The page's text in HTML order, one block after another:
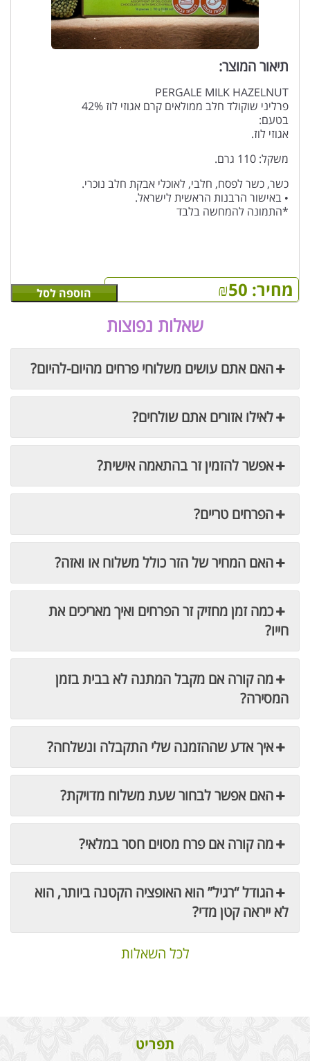
תיאור המוצר:
PERGALE MILK HAZELNUT
פרליני שוקולד חלב ממולאים קרם אגוזי לוז 42%
בטעם:
אגוזי לוז.
משקל: 110 גרם.
כשר, כשר לפסח, חלבי, לאוכלי אבקת חלב נוכרי.
• באישור הרבנות הראשית לישראל.
*התמונה להמחשה בלבד
מחיר: ₪50 הוספה לסל
שאלות נפוצות
האם אתם עושים משלוחי פרחים מהיום-להיום?
לאילו אזורים אתם שולחים?
אפשר להזמין זר בהתאמה אישית?
הפרחים טריים?
האם המחיר של הזר כולל משלוח או ואזה?
כמה זמן מחזיק זר הפרחים ואיך מאריכים את
חייו?
מה קורה אם מקבל המתנה לא בבית בזמן
המסירה?
איך אדע שההזמנה שלי התקבלה ונשלחה?
האם אפשר לבחור שעת משלוח מדויקת?
מה קורה אם פרח מסוים חסר במלאי?
הגודל “רגיל” הוא האופציה הקטנה ביותר, הוא
לא ייראה קטן מדי?
לכל השאלות
תפריט